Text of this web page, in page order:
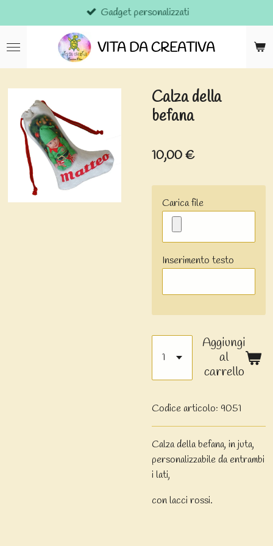
al
contenuto
VITA DA CREATIVA
Gadget personalizzati
Calza della
befana
10,00 €
Carica file
Inserimento testo
Aggiungi
al
carrello
Codice articolo: 9051
Calza della befana, in juta,
personalizzabile da entrambi
i lati,
con lacci rossi.